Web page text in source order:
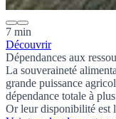
7 min
Découvrir
Dépendances aux
La souveraineté
grande puissance
dépendance totale à
Or leur disponibilité est